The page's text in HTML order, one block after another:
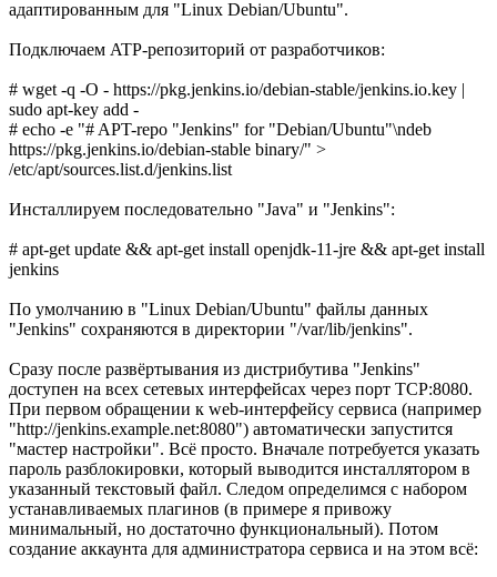
адаптированным для "Linux Debian/Ubuntu".
Подключаем ATP-репозиторий от разработчиков:
# wget -q -O - https://pkg.jenkins.io/debian-stable/jenkins.io.key |
sudo apt-key add -
# echo -e "# APT-repo "Jenkins" for "Debian/Ubuntu"\ndeb
https://pkg.jenkins.io/debian-stable binary/" >
/etc/apt/sources.list.d/jenkins.list
Инсталлируем последовательно "Java" и "Jenkins":
# apt-get update && apt-get install openjdk-11-jre && apt-get install
jenkins
По умолчанию в "Linux Debian/Ubuntu" файлы данных
"Jenkins" сохраняются в директории "/var/lib/jenkins".
Сразу после развёртывания из дистрибутива "Jenkins"
доступен на всех сетевых интерфейсах через порт TCP:8080.
При первом обращении к web-интерфейсу сервиса (например
"http://jenkins.example.net:8080") автоматически запустится
"мастер настройки". Всё просто. Вначале потребуется указать
пароль разблокировки, который выводится инсталлятором в
указанный текстовый файл. Следом определимся с набором
устанавливаемых плагинов (в примере я привожу
минимальный, но достаточно функциональный). Потом
создание аккаунта для администратора сервиса и на этом всё: